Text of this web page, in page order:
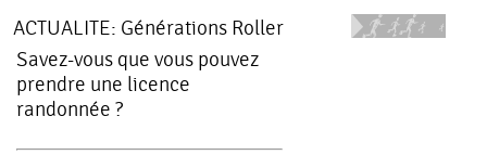
ACTUALITE: Générations Roller
Savez-vous que vous pouvez
prendre une licence
randonnée ?